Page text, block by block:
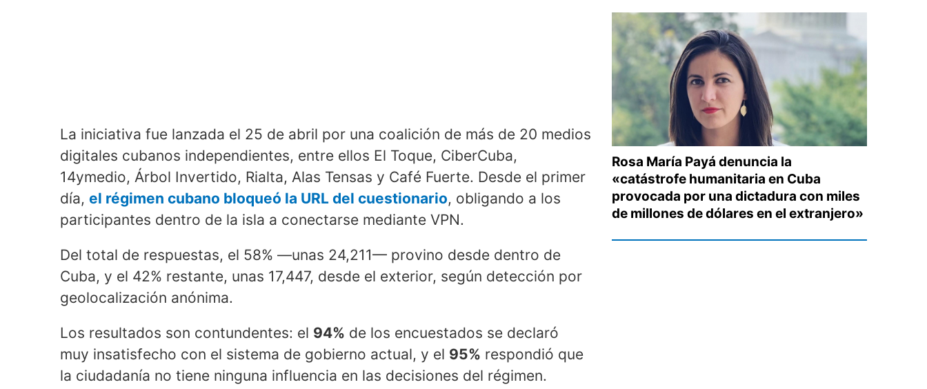
La iniciativa fue lanzada el 25 de abril por una coalición de más de 20 medios
digitales cubanos independientes, entre ellos El Toque, CiberCuba,
14ymedio, Árbol Invertido, Rialta, Alas Tensas y Café Fuerte. Desde el primer
día, el régimen cubano bloqueó la URL del cuestionario, obligando a los
participantes dentro de la isla a conectarse mediante VPN.
Del total de respuestas, el 58% —unas 24,211— provino desde dentro de
Cuba, y el 42% restante, unas 17,447, desde el exterior, según detección por
geolocalización anónima.
Los resultados son contundentes: el 94% de los encuestados se declaró
muy insatisfecho con el sistema de gobierno actual, y el 95% respondió que
la ciudadanía no tiene ninguna influencia en las decisiones del régimen.
Rosa María Payá denuncia la
«catástrofe humanitaria en Cuba
provocada por una dictadura con miles
de millones de dólares en el extranjero»